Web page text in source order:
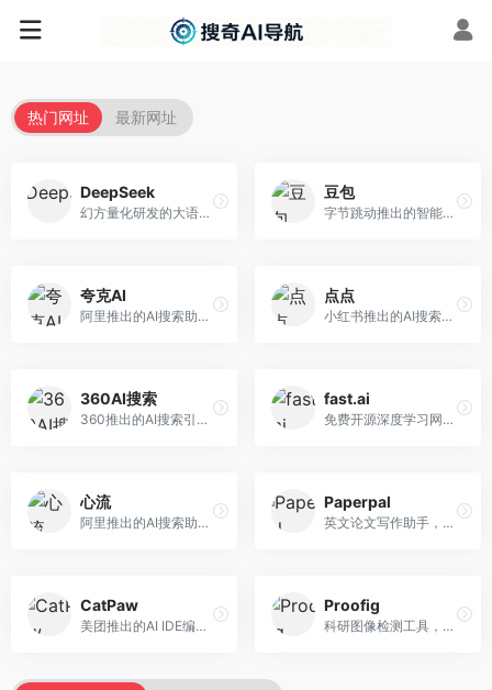
热门网址 最新网址
DeepSeek
幻方量化研发的大语言模型平台，专注于深度推理和代码生成能力。面向开发者、研究人员和技术爱好者，提供强大的逻辑推理和数学计算功能，开源生态完善，API接口友好。
豆包
字节跳动推出的智能对话助手平台，提供文本创作、知识问答、英语学习等多种AI服务。面向普通用户和内容创作者，支持多轮对话和文件解析，免费使用，响应速度快，中文理解能力强。
夸克AI
阿里推出的AI搜索助手，整合搜索与AI功能。面向年轻用户，提供智能搜索、文档处理、学习辅助等服务，与夸克生态深度整合。
点点
小红书推出的AI搜索应用，专注于生活方式内容搜索。面向小红书用户，提供生活攻略、消费决策、内容推荐等服务，生活方式内容丰富。
360AI搜索
360推出的AI搜索引擎，专注于安全智能搜索。面向普通用户，提供智能问答、网页搜索、内容整理等服务，安全防护能力强。
fast.ai
免费开源深度学习网站，专注于实用AI教学。面向开发者，提供免费深度学习课程、实战项目、代码库等资源，学习门槛低。
心流
阿里推出的AI搜索助手，专注于智能信息获取。面向普通用户，提供智能搜索、内容整理、知识问答等服务，与阿里生态深度整合。
Paperpal
英文论文写作助手，专注于学术英语润色。面向需要发表国际期刊的研究者，提供语法检查、学术表达优化、格式规范等服务，英语表达地道专业。
CatPaw
美团推出的AI IDE编程工具，专注于本地开发生态。面向开发者，提供智能代码补全、代码生成、项目管理等服务，本地开发体验好。
Proofig
科研图像检测工具，专注于学术图像完整性验证。面向科研人员，提供图像检测、重复分析、报告生成等服务，学术检测专业。